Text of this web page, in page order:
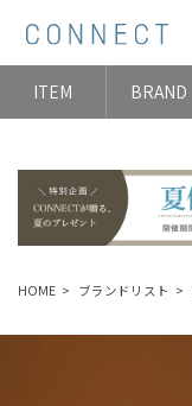
ITEM BRAND
HOME ブランドリスト